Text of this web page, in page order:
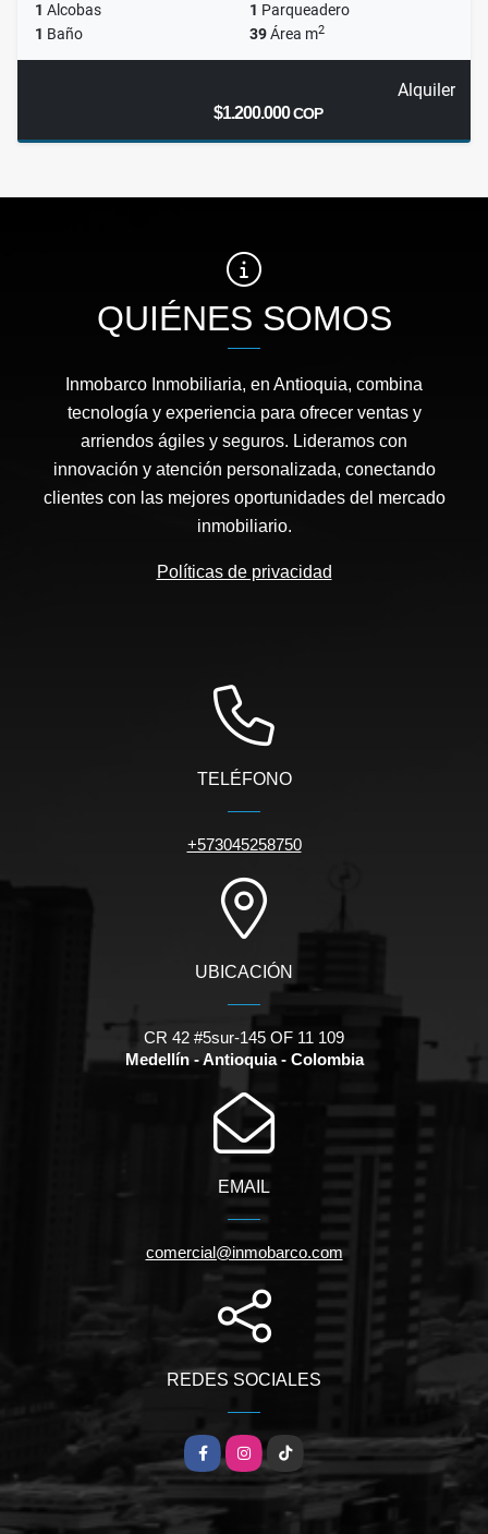
1 Alcobas 1 Parqueadero
1 Baño 39Área m2
Alquiler
$1.200.000COP
QUIÉNES SOMOS
Inmobarco Inmobiliaria, en Antioquia, combina
tecnología y experiencia para ofrecer ventas y
arriendos ágiles y seguros. Lideramos con
innovación y atención personalizada, conectando
clientes con las mejores oportunidades del mercado
inmobiliario.
Políticas de privacidad
TELÉFONO
+573045258750
UBICACIÓN
CR 42 #5sur-145 OF 11 109
Medellín - Antioquia - Colombia
EMAIL
comercial@inmobarco.com
REDES SOCIALES
FacebookInstagramTikTok